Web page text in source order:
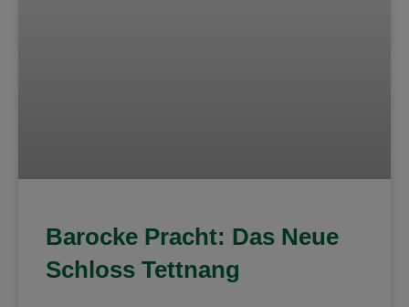
Barocke Pracht: Das Neue
Schloss Tettnang